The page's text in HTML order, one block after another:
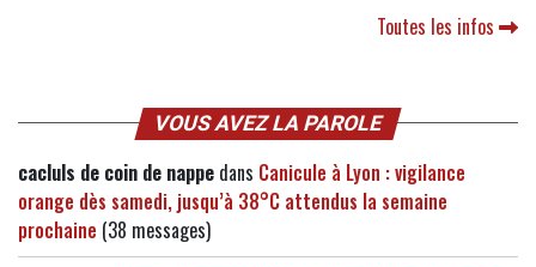
Toutes les infos
VOUS AVEZ LA PAROLE
cacluls de coin de nappe dans Canicule à Lyon : vigilance
orange dès samedi, jusqu’à 38°C attendus la semaine
prochaine (38 messages)